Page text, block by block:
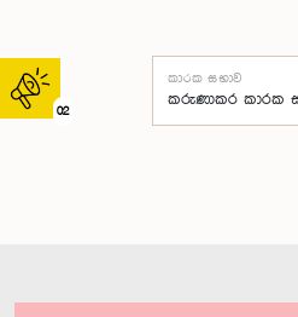
02
කාරක සභාව